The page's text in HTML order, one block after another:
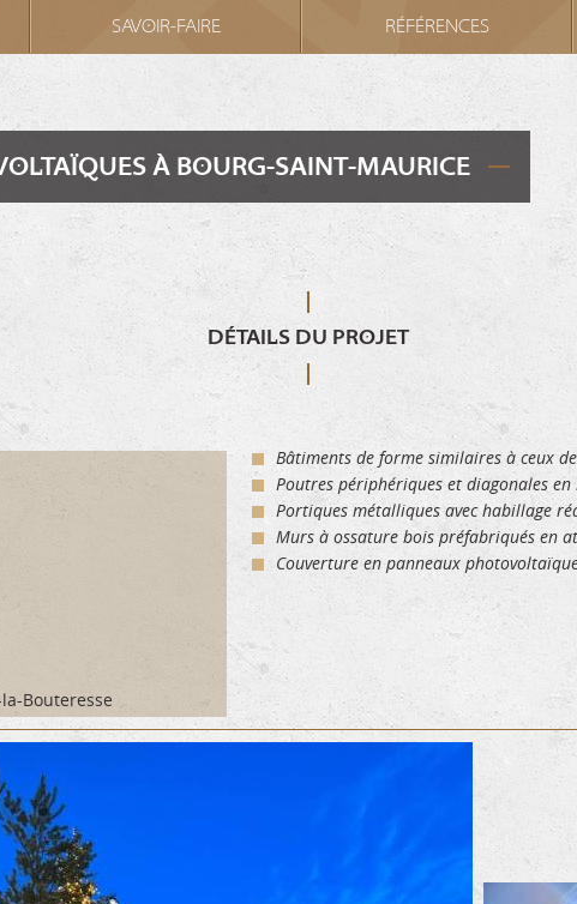
SAVOIR-FAIRE RÉFÉRENCES
À BOURG-SAINT-MAURICE
DÉTAILS DU PROJET
Bâtiments de forme similaires à ceux
Poutres périphériques et diagonales
Portiques métalliques avec habillage
Murs à ossature bois préfabriqués en
Couverture en panneaux
Bouteresse